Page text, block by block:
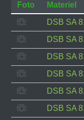
Foto Materiel
DSB SA
DSB SA
DSB SA
DSB SA
DSB SA
DSB SA